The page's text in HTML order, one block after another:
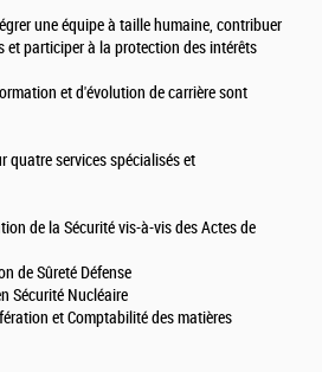
une équipe à taille humaine, contribuer
et participer à la protection des intérêts
et d'évolution de carrière sont
quatre services spécialisés et
de la Sécurité vis-à-vis des Actes de
de Sûreté Défense
Sécurité Nucléaire
et Comptabilité des matières